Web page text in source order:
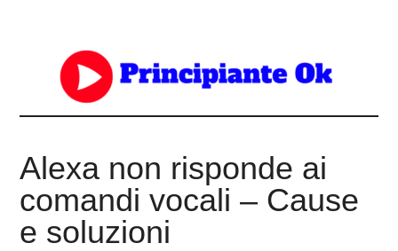
Alexa non risponde ai
comandi vocali – Cause
e soluzioni